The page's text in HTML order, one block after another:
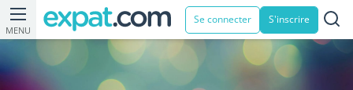
MENU
Se connecter S'inscrire